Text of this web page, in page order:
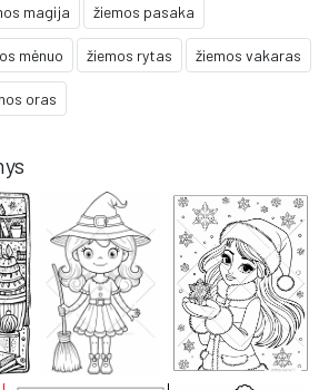
magija žiemos pasaka
mėnuo žiemos rytas žiemos vakaras
oras